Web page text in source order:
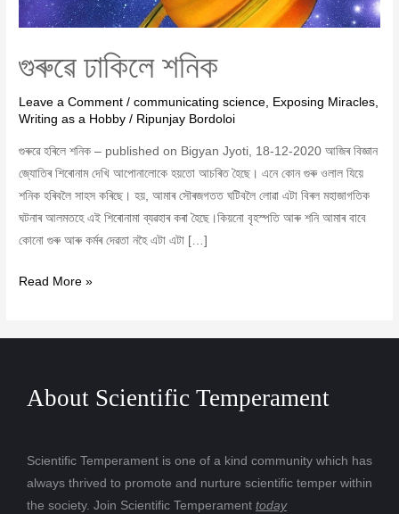
গুৰুৱে ঢাকিলে শনিক
Leave a Comment /communicating science, Exposing Miracles,
Writing as a Hobby / Ripunjay Bordoloi
গুৰুৱে হৰিলে শনিক – published on Bigyan Jyoti, 18-12-2020 আজিৰ বিজ্ঞান
জ্যোতিৰ শিৰোনাম দেখি আপোনালোকে হয়তো আচৰিত হৈছে। এনে কোন গুৰু ওলাল যিয়ে
শনিক হৰিবলৈ সাহস কৰিছে। হয়, আমাৰ সৌৰজগতত ঘটিবলৈ লোৱা এটা বিৰল মহাজাগতিক
ঘটনাৰ আলমতহে এই শিৰোনামা ব্যৱহাৰ কৰা হৈছে।কিয়নো বৃহস্পতি আৰু শনি আমাৰ বাবে
কোনো গুৰু আৰু কৰ্মৰ দেৱতা নহৈ এটা এটা […]
Read More »
About Scientific Temperament
Scientific Temperament is one of a kind community which has
always thrived to promote and nurture scientific temper within
the society. Join Scientific Temperament today